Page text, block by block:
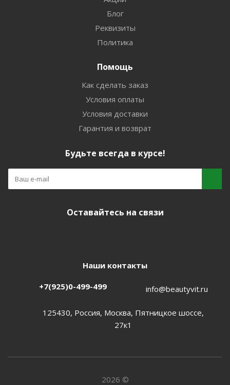
Блог
Реквизиты
Политика
Помощь
Как сделать заказ
Условия оплаты
Условия доставки
Гарантия и возврат
Будьте всегда в курсе!
Оставайтесь на связи
Наши контакты
+7(925)0-499-499 info@beautyvit.ru
125430, Россия, Москва, Пятницкое шоссе,
27к1
2026 ©